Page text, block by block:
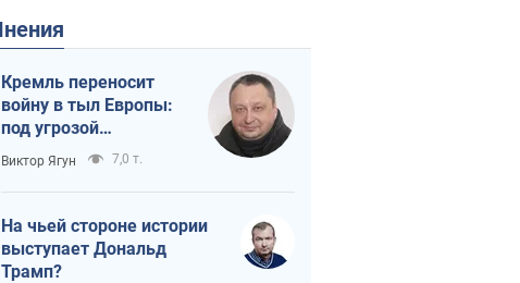
Мнения
Кремль переносит
войну в тыл Европы:
под угрозой
критическая
логистика
Виктор Ягун 7,0 т.
На чьей стороне истории
выступает Дональд
Трамп?